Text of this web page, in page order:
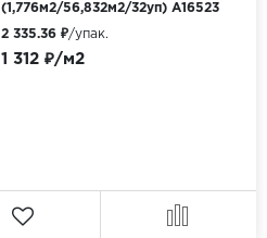
(1,776м2/56,832м2/32уп) A16523
1 312 ₽/м2
2 335.36 ₽/упак.